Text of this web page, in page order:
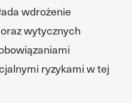
wdrożenie
wytycznych
ryzykami w tej